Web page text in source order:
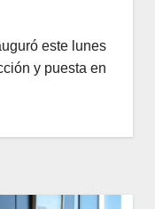
este lunes
y puesta en